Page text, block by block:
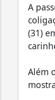
A
(31)
Além